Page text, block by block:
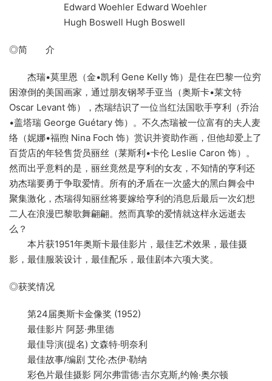
Edward Woehler Edward Woehler
Hugh Boswell Hugh Boswell
◎简 介
杰瑞•莫里恩（金•凯利 Gene Kelly 饰）是住在巴黎一位穷
困潦倒的美国画家，通过朋友钢琴手亚当（奥斯卡•莱文特
Oscar Levant 饰），杰瑞结识了一位当红法国歌手亨利（乔治
•盖塔瑞 George Guétary 饰）。不久杰瑞被一位富有的夫人麦
络（妮娜•福煦 Nina Foch 饰）赏识并资助作画，但他却爱上了
百货店的年轻售货员丽丝（莱斯利•卡伦 Leslie Caron 饰）。
然而出乎意料的是，丽丝竟然是亨利的女友，不知情的亨利还
劝杰瑞要勇于争取爱情。所有的矛盾在一次盛大的黑白舞会中
聚集激化，杰瑞得知丽丝将要嫁给亨利的消息后最后一次幻想
二人在浪漫巴黎歌舞翩翩。然而真挚的爱情就这样永远逝去
么？
本片获1951年奥斯卡最佳影片，最佳艺术效果，最佳摄
影，最佳服装设计，最佳配乐，最佳剧本六项大奖。
◎获奖情况
第24届奥斯卡金像奖 (1952)
最佳影片 阿瑟·弗里德
最佳导演(提名) 文森特·明奈利
最佳故事/编剧 艾伦·杰伊·勒纳
彩色片最佳摄影 阿尔弗雷德·吉尔克斯,约翰·奥尔顿